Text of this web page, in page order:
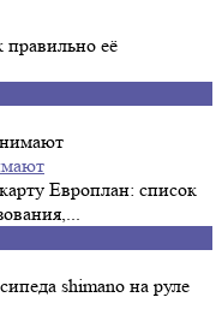
правильно её
Европлан: список